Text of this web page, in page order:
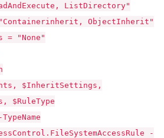
ListDirectory"
ObjectInherit"
= "None"
$InheritSettings,
$RuleType
-